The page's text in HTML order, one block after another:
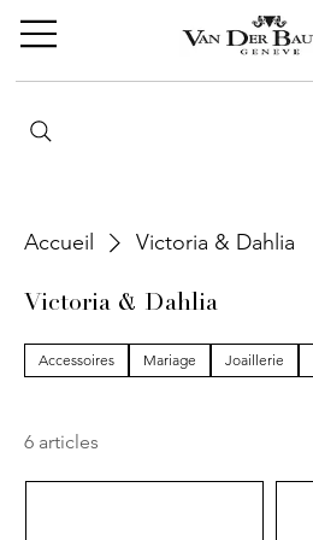
Accueil Victoria & Dahlia
Victoria & Dahlia
Accessoires Mariage Joaillerie
6 articles